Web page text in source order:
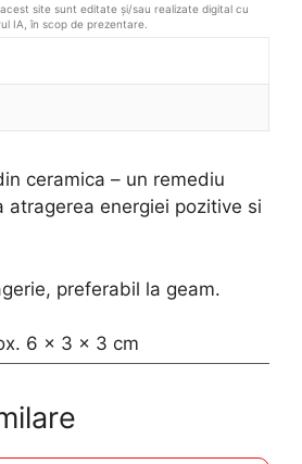
site sunt editate și/sau realizate digital cu
IA, în scop de prezentare.
ceramica – un remediu
atragerea energiei pozitive si
preferabil la geam.
6 x 3 x 3 cm